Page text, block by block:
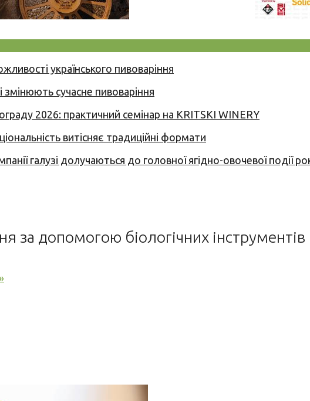
українського пивоваріння
сучасне пивоваріння
2026: практичний семінар на KRITSKI WINERY
витісняє традиційні формати
галузі долучаються до головної ягідно-овочевої події
за допомогою біологічних інструментів